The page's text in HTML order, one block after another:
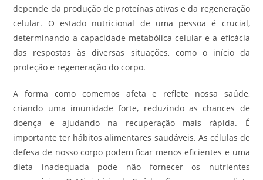
depende da produção de proteínas ativas e da regeneração
celular. O estado nutricional de uma pessoa é crucial,
determinando a capacidade metabólica celular e a eficácia
das respostas às diversas situações, como o início da
proteção e regeneração do corpo.
A forma como comemos afeta e reflete nossa saúde,
criando uma imunidade forte, reduzindo as chances de
doença e ajudando na recuperação mais rápida. É
importante ter hábitos alimentares saudáveis. As células de
defesa de nosso corpo podem ficar menos eficientes e uma
dieta inadequada pode não fornecer os nutrientes